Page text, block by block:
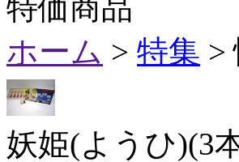
特価商品
ホーム > 特集 >
妖姫(ようひ)(3